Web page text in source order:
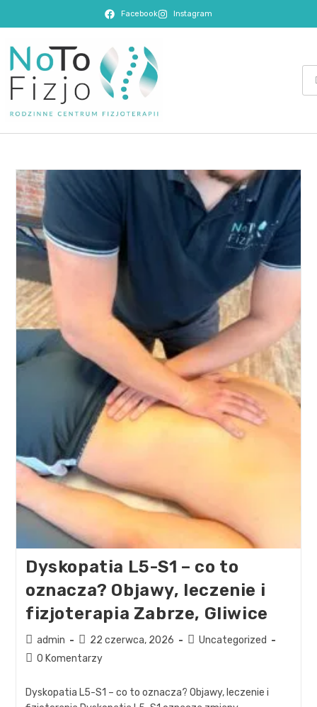
Facebook Instagram
Dyskopatia L5-S1 – co to
oznacza? Objawy, leczenie i
fizjoterapia Zabrze, Gliwice
admin 22 czerwca, 2026
Uncategorized
0 Komentarzy
Dyskopatia L5-S1 – co to oznacza? Objawy, leczenie i